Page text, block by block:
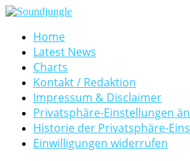
Home
Latest News
Charts
Kontakt / Redaktion
Impressum & Disclaimer
Privatsphäre-Einstellungen
Historie der Privatsphäre-
Einwilligungen widerrufen